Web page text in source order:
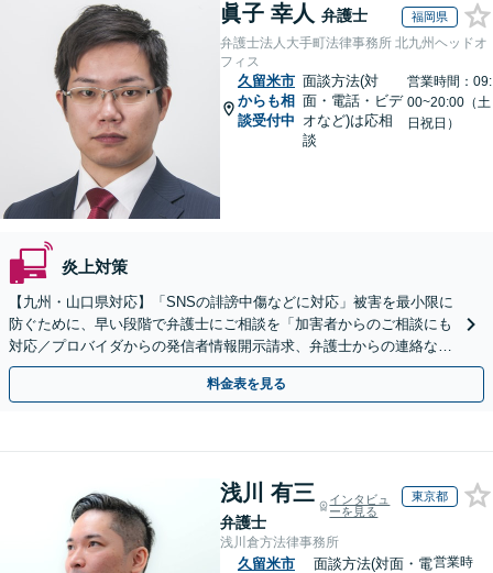
眞子 幸人 弁護士 福岡県
弁護士法人大手町法律事務所 北九州ヘッドオ
フィス
久留米市
からも相
談受付中
面談方法(対
面・電話・ビデ
オなど)は応相
談
営業時間：09:
00~20:00（土
日祝日）
炎上対策
【九州・山口県対応】「SNSの誹謗中傷などに対応」被害を最小限に
防ぐために、早い段階で弁護士にご相談を「加害者からのご相談にも
対応／プロバイダからの発信者情報開示請求、弁護士からの連絡な
ど」法人の風評被害対策にも対応【休日・夜間相談可】
料金表を見る
浅川 有三
弁護士
インタビュ
ーを見る
東京都
浅川倉方法律事務所
久留米市
面談方法(対面・電営業時